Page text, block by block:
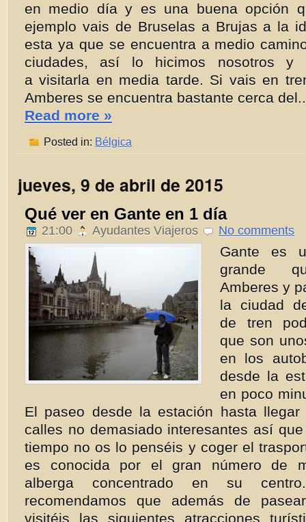
en medio día y es una buena opción
ejemplo vais de Bruselas a Brujas a la
esta ya que se encuentra a medio
ciudades, así lo hicimos nosotros y
a visitarla en media tarde. Si vais en
Amberes se encuentra bastante cerca
Read more »
Posted in: Bélgica
jueves, 9 de abril de 2015
Qué ver en Gante en 1 día
21:00 Ayudantes Viajeros No comments
Gante es
grande
Amberes y
la ciudad
de tren
que son
en los
desde la
en poco
El paseo desde la estación hasta
calles no demasiado interesantes así
tiempo no os lo penséis y coger el
es conocida por el gran número de
alberga concentrado en su
recomendamos que además de
visitéis las siguientes atracciones